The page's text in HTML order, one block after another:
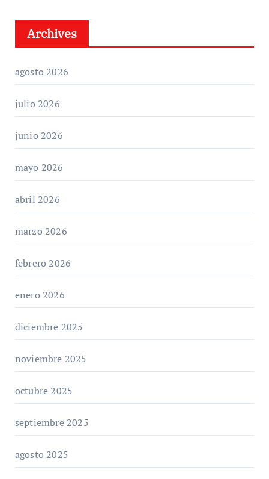
Archives
agosto 2026
julio 2026
junio 2026
mayo 2026
abril 2026
marzo 2026
febrero 2026
enero 2026
diciembre 2025
noviembre 2025
octubre 2025
septiembre 2025
agosto 2025